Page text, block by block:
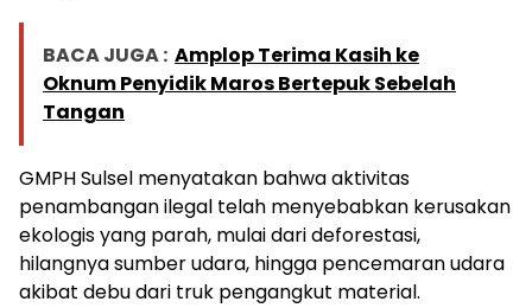
BACA JUGA : Amplop Terima Kasih ke
Oknum Penyidik Maros Bertepuk Sebelah
Tangan
GMPH Sulsel menyatakan bahwa aktivitas
penambangan ilegal telah menyebabkan kerusakan
ekologis yang parah, mulai dari deforestasi,
hilangnya sumber udara, hingga pencemaran udara
akibat debu dari truk pengangkut material.